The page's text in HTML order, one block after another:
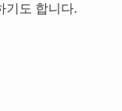
기도 합니다.